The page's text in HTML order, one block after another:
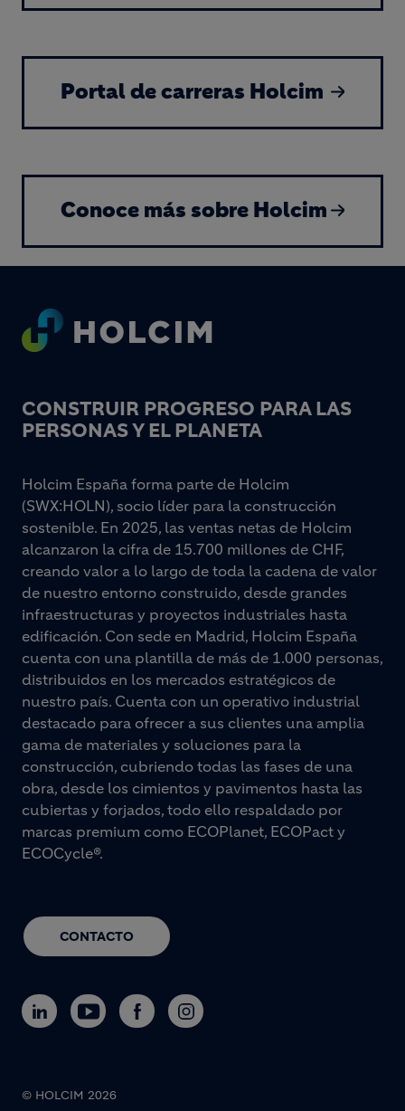
Portal de carreras Holcim
Conoce más sobre Holcim
Footer
CONSTRUIR PROGRESO PARA LAS
PERSONAS Y EL PLANETA
CONTACTO
Holcim España forma parte de Holcim
(SWX:HOLN), socio líder para la construcción
sostenible. En 2025, las ventas netas de Holcim
alcanzaron la cifra de 15.700 millones de CHF,
creando valor a lo largo de toda la cadena de valor
de nuestro entorno construido, desde grandes
infraestructuras y proyectos industriales hasta
edificación. Con sede en Madrid, Holcim España
cuenta con una plantilla de más de 1.000 personas,
distribuidos en los mercados estratégicos de
nuestro país. Cuenta con un operativo industrial
destacado para ofrecer a sus clientes una amplia
gama de materiales y soluciones para la
construcción, cubriendo todas las fases de una
obra, desde los cimientos y pavimentos hasta las
cubiertas y forjados, todo ello respaldado por
marcas premium como ECOPlanet, ECOPact y
ECOCycle®.
© HOLCIM 2026